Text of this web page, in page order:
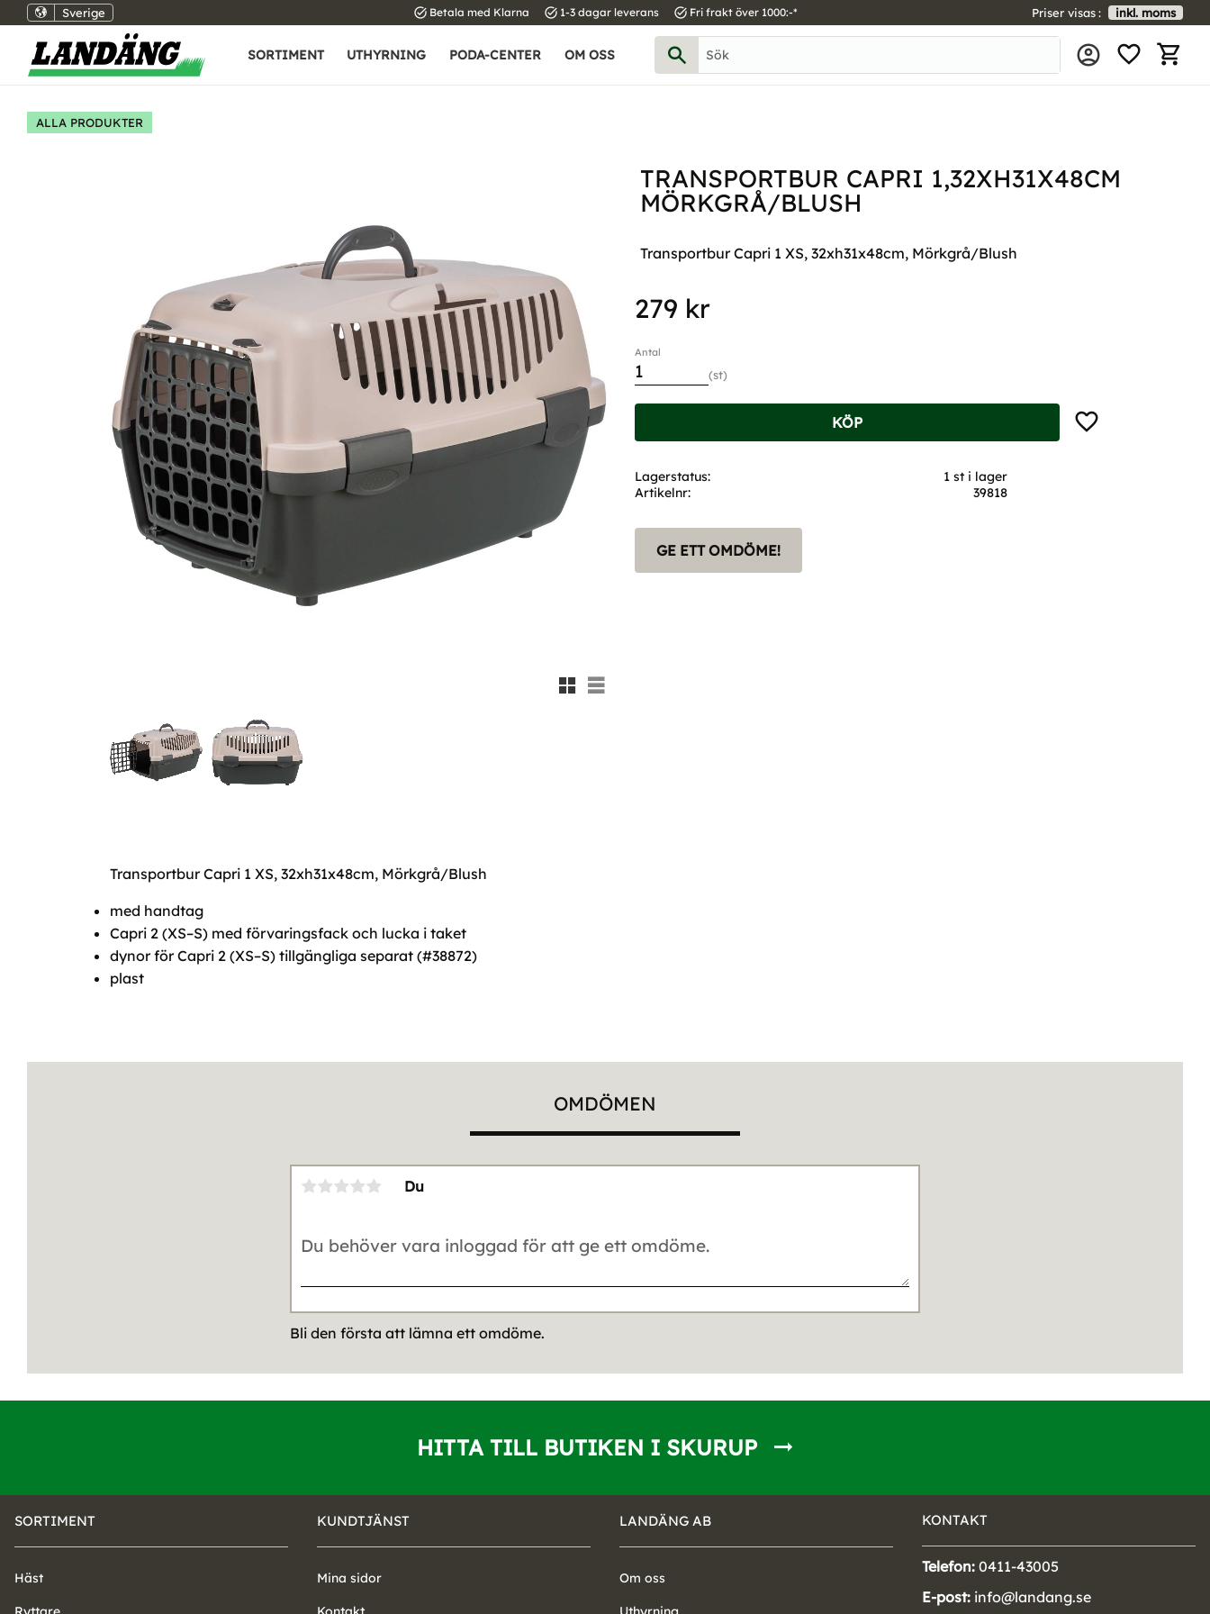
Sverige task_alt Betala med Klarna task_alt 1-3 dagar leverans task_alt Fri frakt över 1000:-* Priser visas inkl. moms
SORTIMENT UTHYRNING PODA-CENTER OM OSS
ALLA PRODUKTER
TRANSPORTBUR CAPRI 1,32XH31X48CM
MÖRKGRÅ/BLUSH
Transportbur Capri 1 XS, 32xh31x48cm, Mörkgrå/Blush
Rutnätsvy
Listvy
279 kr
Antal
st
KÖP Lägg till i favoriter
Lagerstatus
1 st i lager
Artikelnr
39818
GE ETT OMDÖME!
Transportbur Capri 1 XS, 32xh31x48cm, Mörkgrå/Blush
med handtag
Capri 2 (XS–S) med förvaringsfack och lucka i taket
dynor för Capri 2 (XS–S) tillgängliga separat (#38872)
plast
OMDÖMEN
Du
Bli den första att lämna ett omdöme.
HITTA TILL BUTIKEN I SKURUP
SORTIMENT
Häst
KUNDTJÄNST
Mina sidor
LANDÄNG AB
Om oss
KONTAKT
Telefon: 0411-43005
E-post: info@landang.se